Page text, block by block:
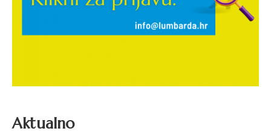
Aktualno